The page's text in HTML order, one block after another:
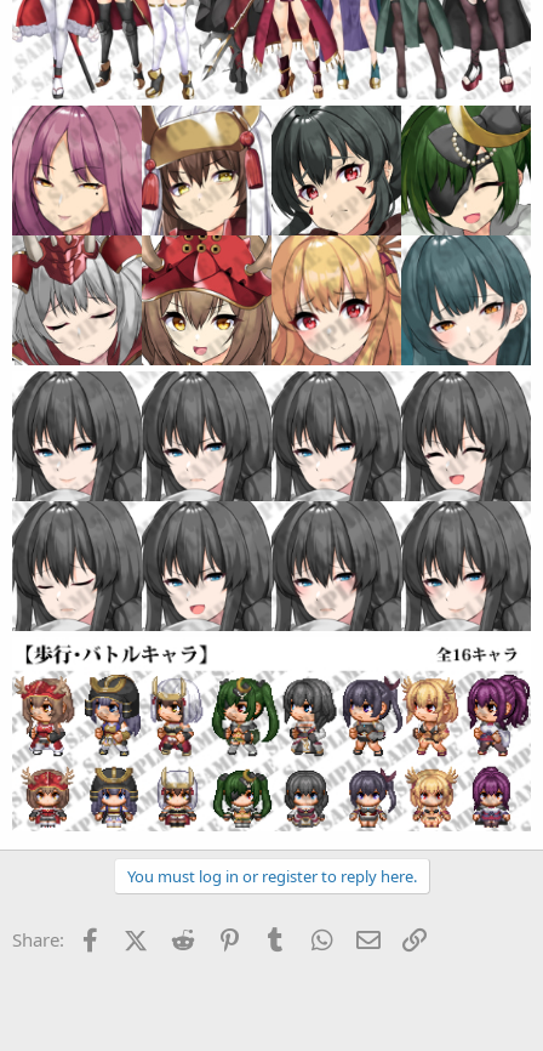
You must log in or register to reply here.
Share: FacebookX (Twitter)
Reddit PinterestTumblr WhatsApp
Eメール